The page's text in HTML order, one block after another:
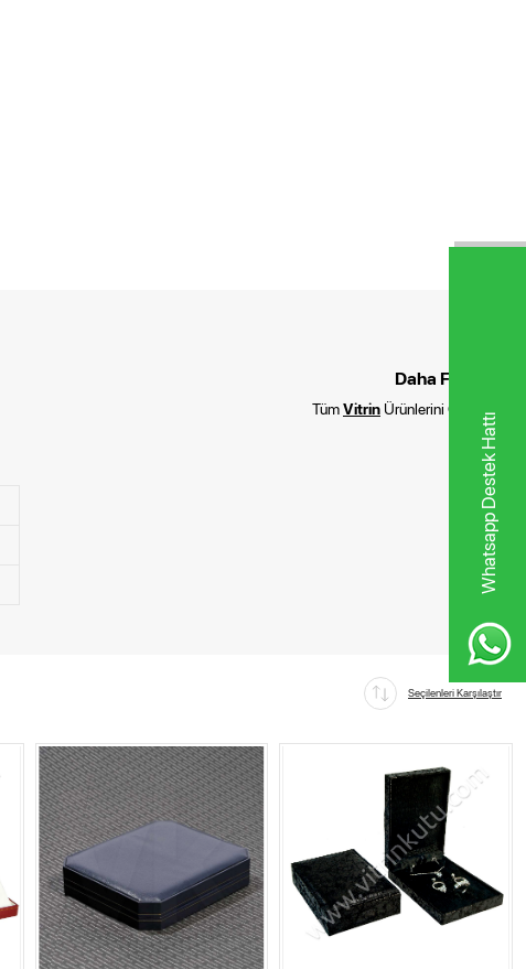
Whatsapp Destek Hattı
Daha Fazla :
TümVitrin Ürünlerini Göster
Seçilenleri Karşılaştır